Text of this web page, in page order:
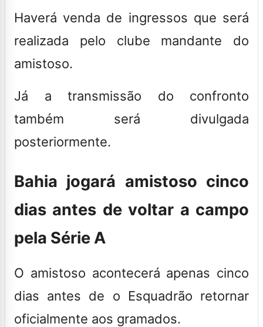
Haverá venda de ingressos que será
realizada pelo clube mandante do
amistoso.
Já a transmissão do confronto
também será divulgada
posteriormente.
Bahia jogará amistoso cinco
dias antes de voltar a campo
pela Série A
O amistoso acontecerá apenas cinco
dias antes de o Esquadrão retornar
oficialmente aos gramados.